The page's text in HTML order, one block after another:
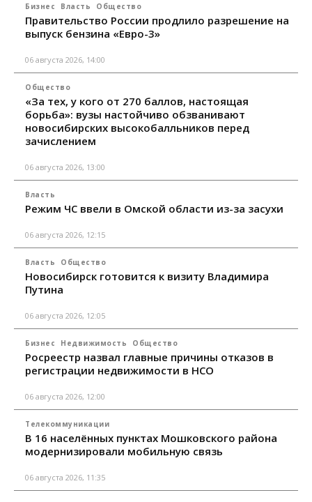
Бизнес Власть Общество
Правительство России продлило разрешение на
выпуск бензина «Евро-3»
06 августа 2026, 14:00
Общество
«За тех, у кого от 270 баллов, настоящая
борьба»: вузы настойчиво обзванивают
новосибирских высокобалльников перед
зачислением
06 августа 2026, 13:00
Власть
Режим ЧС ввели в Омской области из-за засухи
06 августа 2026, 12:15
Власть Общество
Новосибирск готовится к визиту Владимира
Путина
06 августа 2026, 12:05
Бизнес Недвижимость Общество
Росреестр назвал главные причины отказов в
регистрации недвижимости в НСО
06 августа 2026, 12:00
Телекоммуникации
В 16 населённых пунктах Мошковского района
модернизировали мобильную связь
06 августа 2026, 11:35